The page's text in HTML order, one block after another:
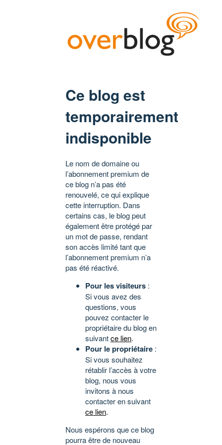
Ce blog est
temporairement
indisponible
Le nom de domaine ou
l’abonnement premium de
ce blog n’a pas été
renouvelé, ce qui explique
cette interruption. Dans
certains cas, le blog peut
également être protégé par
un mot de passe, rendant
son accès limité tant que
l’abonnement premium n’a
pas été réactivé.
Pour les visiteurs :
Si vous avez des
questions, vous
pouvez contacter le
propriétaire du blog en
suivantce lien.
Pour le propriétaire :
Si vous souhaitez
rétablir l’accès à votre
blog, nous vous
invitons à nous
contacter en suivant
ce lien.
Nous espérons que ce blog
pourra être de nouveau